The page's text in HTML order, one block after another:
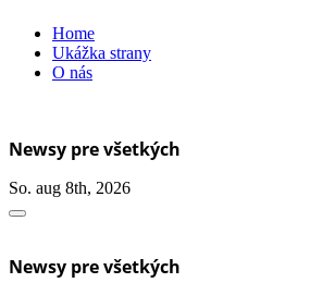
Skip
content
Home
Ukážka strany
O nás
Newsy pre všetkých
So. aug 8th, 2026
Newsy pre všetkých